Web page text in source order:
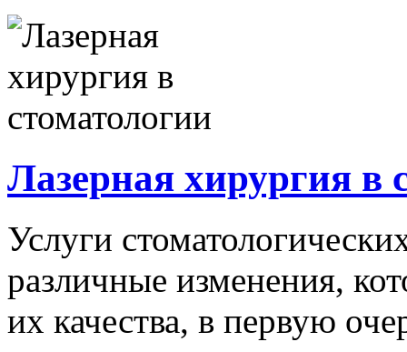
Лазерная хирургия в
Услуги
различные изменения,
их качества, в первую